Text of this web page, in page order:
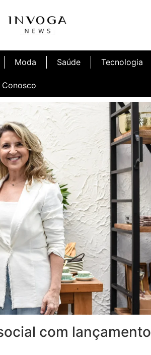
Moda Saúde Tecnologia
Conosco
com lançamento
Inauguração Ninetto Fortaleza